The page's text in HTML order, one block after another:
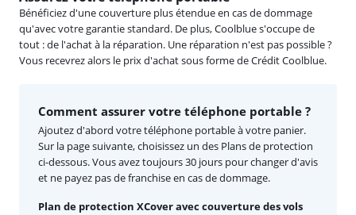
Bénéficiez d'une couverture plus étendue en cas de dommage
qu'avec votre garantie standard. De plus, Coolblue s'occupe de
tout : de l'achat à la réparation. Une réparation n'est pas possible ?
Vous recevrez alors le prix d'achat sous forme de Crédit Coolblue.
Comment assurer votre téléphone portable ?
Ajoutez d'abord votre téléphone portable à votre panier.
Sur la page suivante, choisissez un des Plans de protection
ci-dessous. Vous avez toujours 30 jours pour changer d'avis
et ne payez pas de franchise en cas de dommage.
Plan de protection XCover avec couverture des vols